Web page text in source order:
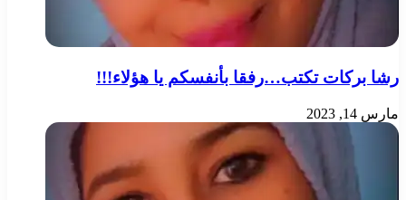
رشا بركات تكتب…رفقا بأنفسكم يا هؤلاء!!!
مارس 14, 2023